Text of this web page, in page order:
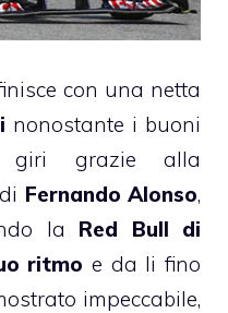
con una netta
nonostante i buoni
giri grazie alla
Fernando Alonso,
la Red Bull di
ritmo e da li fino
impeccabile,